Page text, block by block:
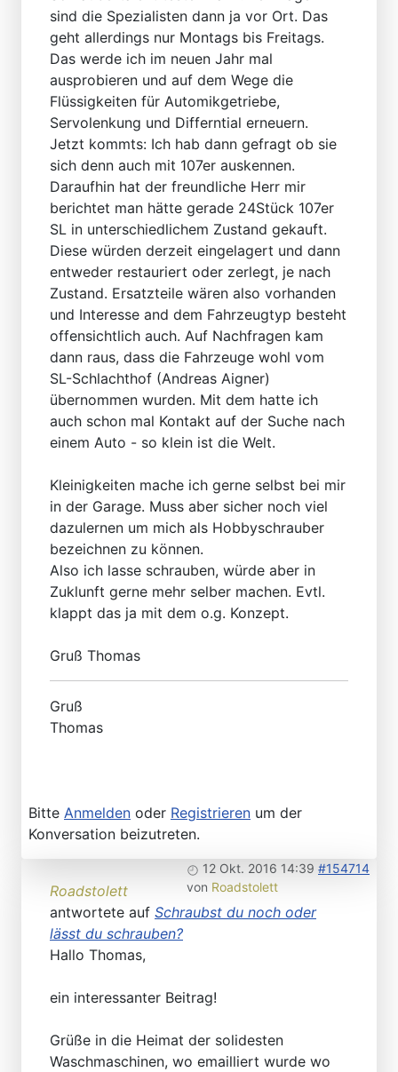
sind die Spezialisten dann ja vor Ort. Das
geht allerdings nur Montags bis Freitags.
Das werde ich im neuen Jahr mal
ausprobieren und auf dem Wege die
Flüssigkeiten für Automikgetriebe,
Servolenkung und Differntial erneuern.
Jetzt kommts: Ich hab dann gefragt ob sie
sich denn auch mit 107er auskennen.
Daraufhin hat der freundliche Herr mir
berichtet man hätte gerade 24Stück 107er
SL in unterschiedlichem Zustand gekauft.
Diese würden derzeit eingelagert und dann
entweder restauriert oder zerlegt, je nach
Zustand. Ersatzteile wären also vorhanden
und Interesse and dem Fahrzeugtyp besteht
offensichtlich auch. Auf Nachfragen kam
dann raus, dass die Fahrzeuge wohl vom
SL-Schlachthof (Andreas Aigner)
übernommen wurden. Mit dem hatte ich
auch schon mal Kontakt auf der Suche nach
einem Auto - so klein ist die Welt.
Kleinigkeiten mache ich gerne selbst bei mir
in der Garage. Muss aber sicher noch viel
dazulernen um mich als Hobbyschrauber
bezeichnen zu können.
Also ich lasse schrauben, würde aber in
Zuklunft gerne mehr selber machen. Evtl.
klappt das ja mit dem o.g. Konzept.
Gruß Thomas
Gruß
Thomas
Bitte Anmelden oder Registrieren um der
Konversation beizutreten.
12 Okt. 2016 14:39 #154714
von Roadstolett
Roadstolett
antwortete auf Schraubst du noch oder
lässt du schrauben?
Hallo Thomas,
ein interessanter Beitrag!
Grüße in die Heimat der solidesten
Waschmaschinen, wo emailliert wurde wo